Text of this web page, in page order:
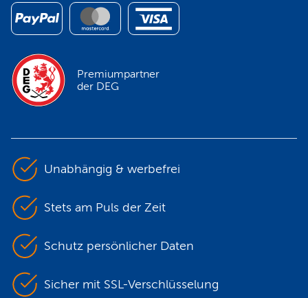
Premiumpartner
der DEG
Unabhängig & werbefrei
Stets am Puls der Zeit
Schutz persönlicher Daten
Sicher mit SSL-Verschlüsselung